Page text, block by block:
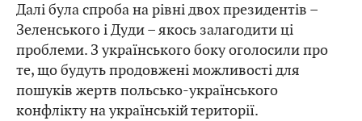
Далі була спроба на рівні двох президентів –
Зеленського і Дуди – якось залагодити ці
проблеми. З українського боку оголосили про
те, що будуть продовжені можливості для
пошуків жертв польсько-українського
конфлікту на українській території.